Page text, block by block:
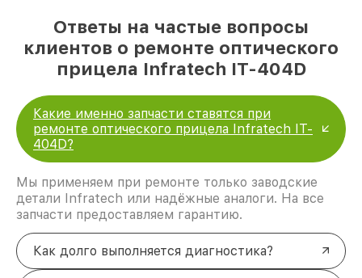
Ответы на частые вопросы
клиентов о ремонте оптического
прицела Infratech IT-404D
Какие именно запчасти ставятся при
ремонте оптического прицела Infratech IT-
404D?
Мы применяем при ремонте только заводские
детали Infratech или надёжные аналоги. На все
запчасти предоставляем гарантию.
Как долго выполняется диагностика?